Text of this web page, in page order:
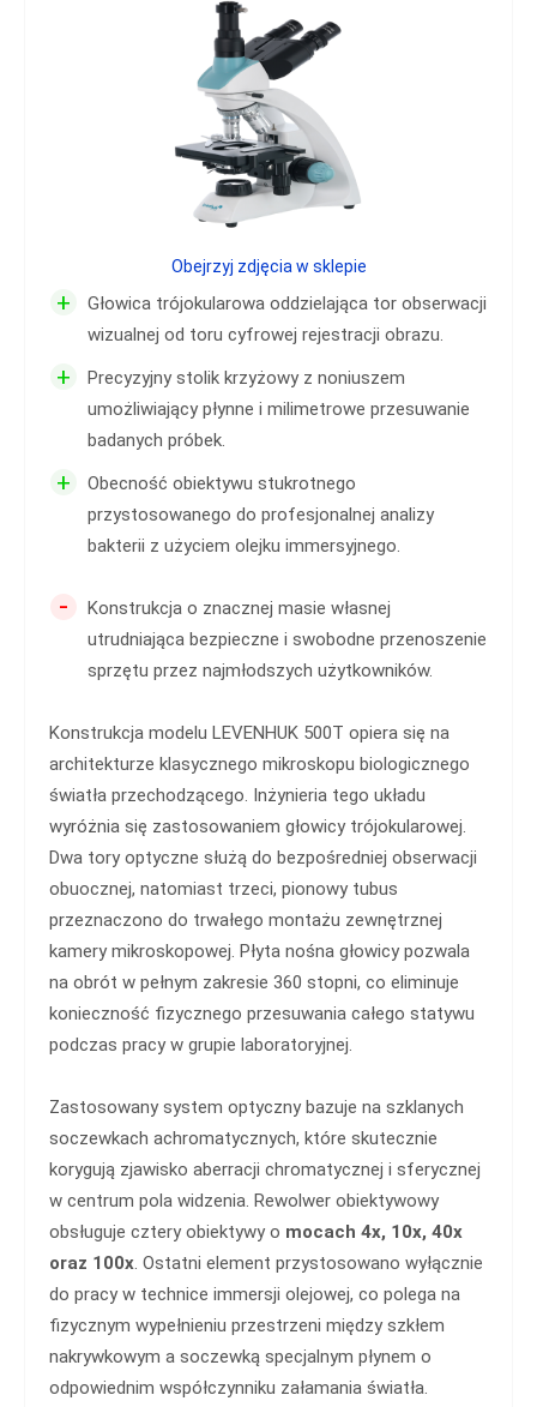
+
Głowica trójokularowa oddzielająca tor obserwacji
wizualnej od toru cyfrowej rejestracji obrazu.
+
Precyzyjny stolik krzyżowy z noniuszem
umożliwiający płynne i milimetrowe przesuwanie
badanych próbek.
+
Obecność obiektywu stukrotnego
przystosowanego do profesjonalnej analizy
bakterii z użyciem olejku immersyjnego.
-
Konstrukcja o znacznej masie własnej
utrudniająca bezpieczne i swobodne przenoszenie
sprzętu przez najmłodszych użytkowników.
Konstrukcja modelu LEVENHUK 500T opiera się na
architekturze klasycznego mikroskopu biologicznego
światła przechodzącego. Inżynieria tego układu
wyróżnia się zastosowaniem głowicy trójokularowej.
Dwa tory optyczne służą do bezpośredniej obserwacji
obuocznej, natomiast trzeci, pionowy tubus
przeznaczono do trwałego montażu zewnętrznej
kamery mikroskopowej. Płyta nośna głowicy pozwala
na obrót w pełnym zakresie 360 stopni, co eliminuje
konieczność fizycznego przesuwania całego statywu
podczas pracy w grupie laboratoryjnej.
Zastosowany system optyczny bazuje na szklanych
soczewkach achromatycznych, które skutecznie
korygują zjawisko aberracji chromatycznej i sferycznej
w centrum pola widzenia. Rewolwer obiektywowy
obsługuje cztery obiektywy o mocach 4x, 10x, 40x
oraz 100x. Ostatni element przystosowano wyłącznie
do pracy w technice immersji olejowej, co polega na
fizycznym wypełnieniu przestrzeni między szkłem
nakrywkowym a soczewką specjalnym płynem o
odpowiednim współczynniku załamania światła.
Obejrzyj zdjęcia w sklepie